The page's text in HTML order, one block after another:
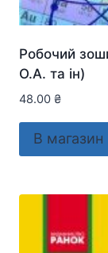
Робочий
О.А. та ін)
48.00 ₴
В магазин